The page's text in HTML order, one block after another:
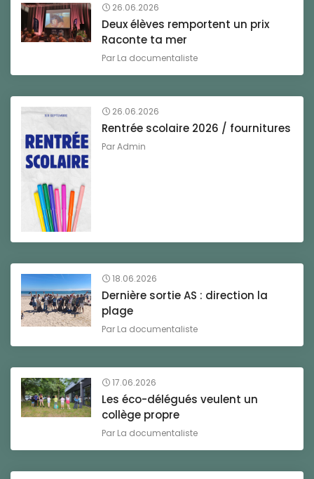
26.06.2026
Deux élèves remportent un prix
Raconte ta mer
Par La documentaliste
26.06.2026
Rentrée scolaire 2026 / fournitures
ParAdmin
18.06.2026
Dernière sortie AS : direction la
plage
Par La documentaliste
17.06.2026
Les éco-délégués veulent un
collège propre
Par La documentaliste